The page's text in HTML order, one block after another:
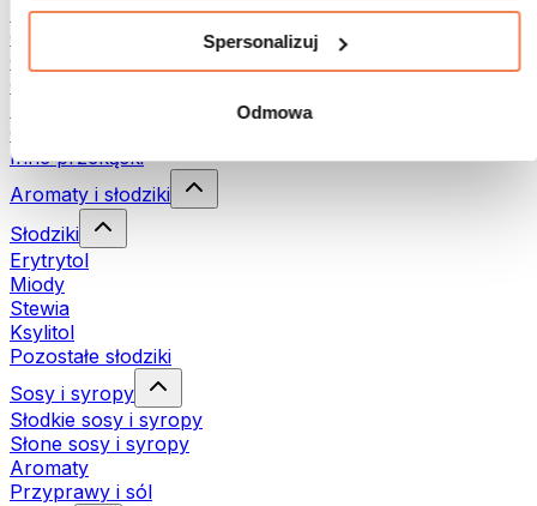
Spersonalizuj
Odmowa
Suszone mięso
Owoce liofilizowane
Ciastka proteinowe
Chipsy i chrupki
Czekolady
Inne przekąski
Aromaty i słodziki
Słodziki
Erytrytol
Miody
Stewia
Ksylitol
Pozostałe słodziki
Sosy i syropy
Słodkie sosy i syropy
Słone sosy i syropy
Aromaty
Przyprawy i sól